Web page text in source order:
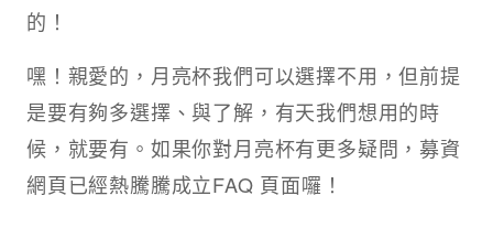
的！
嘿！親愛的，月亮杯我們可以選擇不用，但前提
是要有夠多選擇、與了解，有天我們想用的時
候，就要有。如果你對月亮杯有更多疑問，募資
網頁已經熱騰騰成立FAQ 頁面囉！